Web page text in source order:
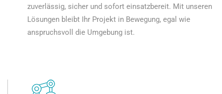
zuverlässig, sicher und sofort einsatzbereit. Mit unseren
Lösungen bleibt Ihr Projekt in Bewegung, egal wie
anspruchsvoll die Umgebung ist.